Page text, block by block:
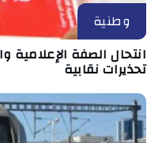
وطنية
انتحال الصفة الإعلامية
تحذيرات نقابية